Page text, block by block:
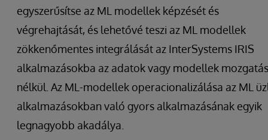
egyszerűsítse az ML modellek képzését és
végrehajtását, és lehetővé teszi az ML modellek
zökkenőmentes integrálását az InterSystems IRIS
alkalmazásokba az adatok vagy modellek
nélkül. Az ML-modellek operacionalizálása az ML
alkalmazásokban való gyors alkalmazásának egyik
legnagyobb akadálya.